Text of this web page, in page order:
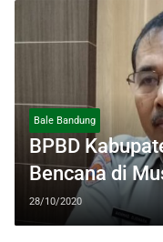
Bale Bandung
BPBD
Bencana di
28/10/2020